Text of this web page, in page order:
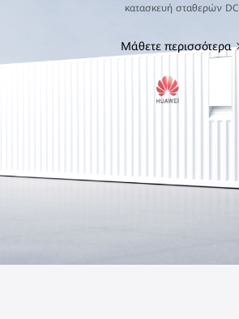
κατασκευή σταθερών DC
Μάθετε περισσότερα